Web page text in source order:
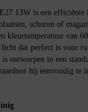
13W is een efficiënte
schuren of
kleurtemperatuur van
dat perfect is voor
ontworpen in een
hij eenvoudig te